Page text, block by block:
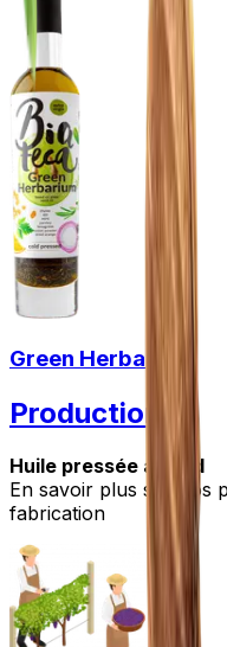
Green Herbarium
Production
Huile pressée à froid
En savoir plus sur nos
fabrication